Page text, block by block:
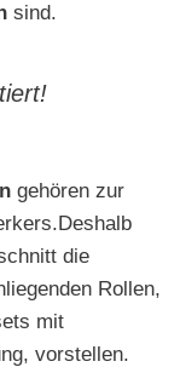
sind.
gehören zur
die
Rollen,
mit
vorstellen.